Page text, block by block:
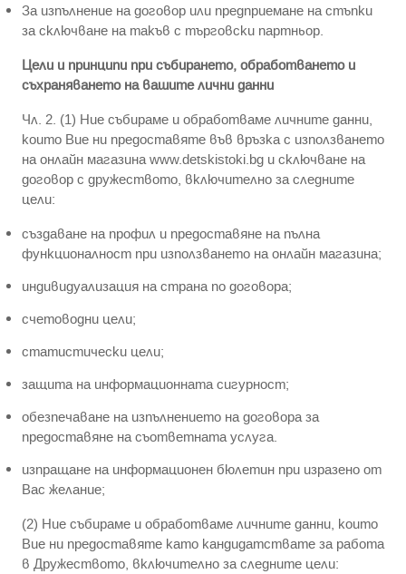
За изпълнение на договор или предприемане на стъпки
за сключване на такъв с търговски партньор.
Цели и принципи при събирането, обработването и
съхраняването на вашите лични данни
Чл. 2. (1) Ние събираме и обработваме личните данни,
които Вие ни предоставяте във връзка с използването
на онлайн магазина www.detskistoki.bg и сключване на
договор с дружеството, включително за следните
цели:
създаване на профил и предоставяне на пълна
функционалност при използването на онлайн магазина;
индивидуализация на страна по договора;
счетоводни цели;
статистически цели;
защита на информационната сигурност;
обезпечаване на изпълнението на договора за
предоставяне на съответната услуга.
изпращане на информационен бюлетин при изразено от
Вас желание;
(2) Ние събираме и обработваме личните данни, които
Вие ни предоставяте като кандидатствате за работа
в Дружеството, включително за следните цели: